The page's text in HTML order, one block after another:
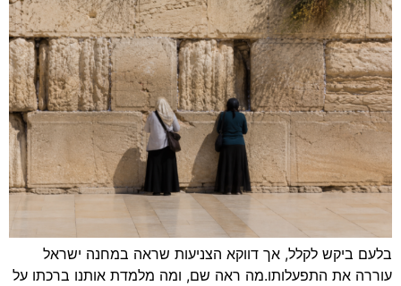
בלעם ביקש לקלל, אך דווקא הצניעות שראה במחנה ישראל
עוררה את התפעלותו.מה ראה שם, ומה מלמדת אותנו ברכתו על